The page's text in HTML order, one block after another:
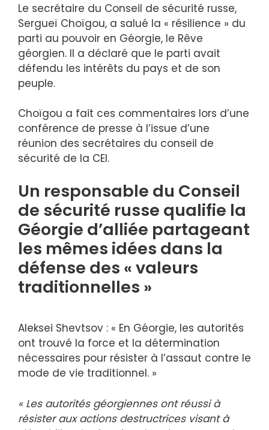
Le secrétaire du Conseil de sécurité russe,
Sergueï Choïgou, a salué la « résilience » du
parti au pouvoir en Géorgie, le Rêve
géorgien. Il a déclaré que le parti avait
défendu les intérêts du pays et de son
peuple.
Choïgou a fait ces commentaires lors d’une
conférence de presse à l’issue d’une
réunion des secrétaires du conseil de
sécurité de la CEI.
Un responsable du Conseil
de sécurité russe qualifie la
Géorgie d’alliée partageant
les mêmes idées dans la
défense des « valeurs
traditionnelles »
Aleksei Shevtsov : « En Géorgie, les autorités
ont trouvé la force et la détermination
nécessaires pour résister à l’assaut contre le
mode de vie traditionnel. »
« Les autorités géorgiennes ont réussi à
résister aux actions destructrices visant à